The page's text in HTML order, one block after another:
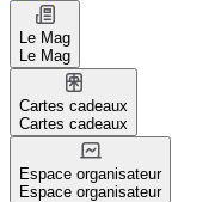
Le Mag
Le Mag
Cartes cadeaux
Cartes cadeaux
Espace organisateur
Espace organisateur